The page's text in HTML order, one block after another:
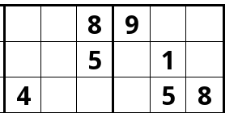
8
9
5
1
4 5
8